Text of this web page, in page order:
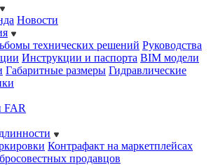
Новости
технических решений Руководства
Инструкции и паспорта BIM модели
Габаритные размеры Гидравлические
FAR
Контрафакт на маркетплейсах
продавцов